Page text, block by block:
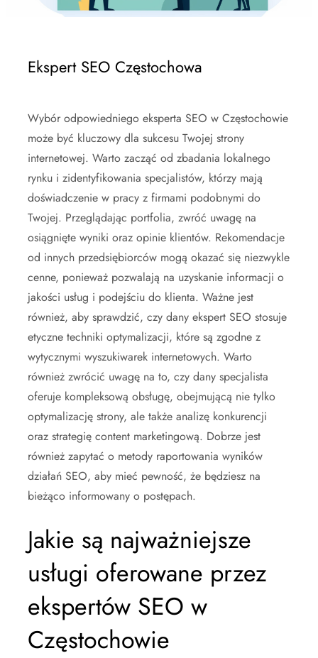
Ekspert SEO Częstochowa
Wybór odpowiedniego eksperta SEO w Częstochowie
może być kluczowy dla sukcesu Twojej strony
internetowej. Warto zacząć od zbadania lokalnego
rynku i zidentyfikowania specjalistów, którzy mają
doświadczenie w pracy z firmami podobnymi do
Twojej. Przeglądając portfolia, zwróć uwagę na
osiągnięte wyniki oraz opinie klientów. Rekomendacje
od innych przedsiębiorców mogą okazać się niezwykle
cenne, ponieważ pozwalają na uzyskanie informacji o
jakości usług i podejściu do klienta. Ważne jest
również, aby sprawdzić, czy dany ekspert SEO stosuje
etyczne techniki optymalizacji, które są zgodne z
wytycznymi wyszukiwarek internetowych. Warto
również zwrócić uwagę na to, czy dany specjalista
oferuje kompleksową obsługę, obejmującą nie tylko
optymalizację strony, ale także analizę konkurencji
oraz strategię content marketingową. Dobrze jest
również zapytać o metody raportowania wyników
działań SEO, aby mieć pewność, że będziesz na
bieżąco informowany o postępach.
Jakie są najważniejsze
usługi oferowane przez
ekspertów SEO w
Częstochowie